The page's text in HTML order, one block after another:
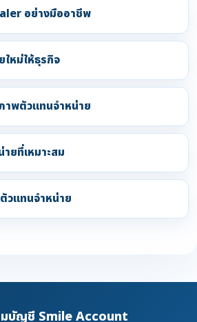
อย่างมืออาชีพ
หม่ให้ธุรกิจ
าพตัวแทนจำหน่าย
ยที่เหมาะสม
วแทนจำหน่าย
มบัญชี Smile Account